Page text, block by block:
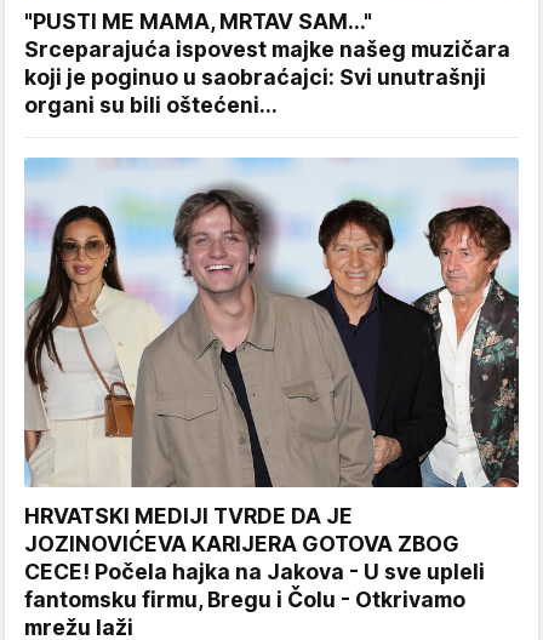
"PUSTI ME MAMA, MRTAV SAM..."
Srceparajuća ispovest majke našeg muzičara
koji je poginuo u saobraćajci: Svi unutrašnji
organi su bili oštećeni...
HRVATSKI MEDIJI TVRDE DA JE
JOZINOVIĆEVA KARIJERA GOTOVA ZBOG
CECE! Počela hajka na Jakova - U sve upleli
fantomsku firmu, Bregu i Čolu - Otkrivamo
mrežu laži